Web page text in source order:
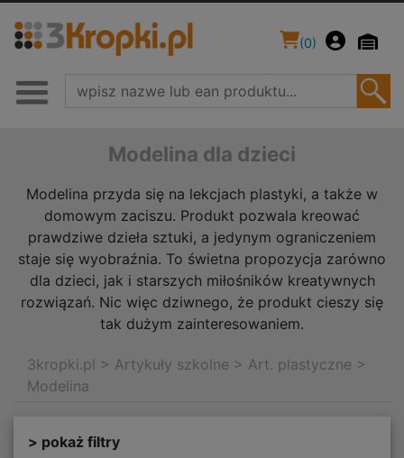
(0)
Modelina dla dzieci
Modelina przyda się na lekcjach plastyki, a także w
domowym zaciszu. Produkt pozwala kreować
prawdziwe dzieła sztuki, a jedynym ograniczeniem
staje się wyobraźnia. To świetna propozycja zarówno
dla dzieci, jak i starszych miłośników kreatywnych
rozwiązań. Nic więc dziwnego, że produkt cieszy się
tak dużym zainteresowaniem.
3kropki.pl > Artykuły szkolne > Art. plastyczne >
Modelina
> pokaż filtry